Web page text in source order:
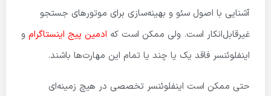
آشنایی با اصول سئو و بهینه‌سازی برای موتورهای جستجو
غیرقابل‌انکار است. ولی ممکن است که ادمین پیج اینستاگرام و
اینفلوئنسر فاقد یک یا چند یا تمام این مهارت‌ها باشند.
حتی ممکن است اینفلوئنسر تخصصی در هیچ زمینه‌ای